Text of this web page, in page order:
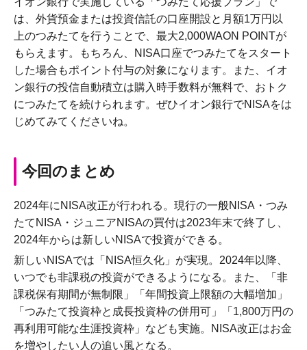
は、外貨預金または投資信託の口座開設と月額1万円以
上のつみたてを行うことで、最大2,000WAON POINTが
もらえます。もちろん、NISA口座でつみたてをスタート
した場合もポイント付与の対象になります。また、イオ
ン銀行の投信自動積立は購入時手数料が無料で、おトク
につみたてを続けられます。ぜひイオン銀行でNISAをは
じめてみてくださいね。
今回のまとめ
2024年にNISA改正が行われる。現行の一般NISA・つみ
たてNISA・ジュニアNISAの買付は2023年末で終了し、
2024年からは新しいNISAで投資ができる。
新しいNISAでは「NISA恒久化」が実現。2024年以降、
いつでも非課税の投資ができるようになる。また、「非
課税保有期間が無制限」「年間投資上限額の大幅増加」
「つみたて投資枠と成長投資枠の併用可」「1,800万円の
再利用可能な生涯投資枠」なども実施。NISA改正はお金
を増やしたい人の追い風となる。